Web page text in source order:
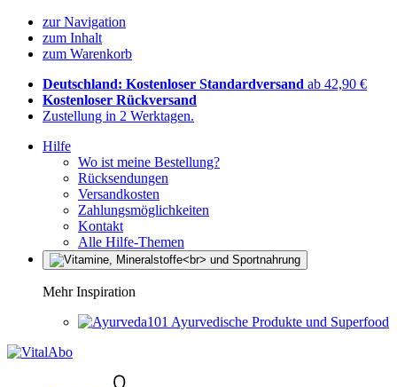
zur Navigation
zum Inhalt
zum Warenkorb
Deutschland: Kostenloser Standardversand ab 42,90 €
Kostenloser Rückversand
Zustellung in 2 Werktagen.
Hilfe
Wo ist meine Bestellung?
Rücksendungen
Versandkosten
Zahlungsmöglichkeiten
Kontakt
Alle Hilfe-Themen
Mehr Inspiration
Ayurvedische Produkte und Superfood